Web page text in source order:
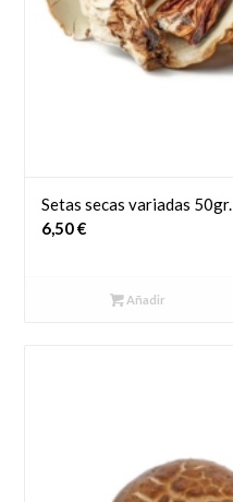
Setas secas variadas 50gr.
6,50€
Añadir